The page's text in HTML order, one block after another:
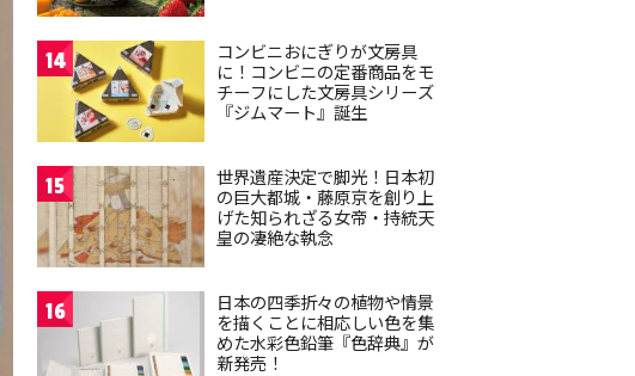
14
コンビニおにぎりが文房具
に！コンビニの定番商品をモ
チーフにした文房具シリーズ
『ジムマート』誕生
15
世界遺産決定で脚光！日本初
の巨大都城・藤原京を創り上
げた知られざる女帝・持統天
皇の凄絶な執念
16
日本の四季折々の植物や情景
を描くことに相応しい色を集
めた水彩色鉛筆『色辞典』が
新発売！